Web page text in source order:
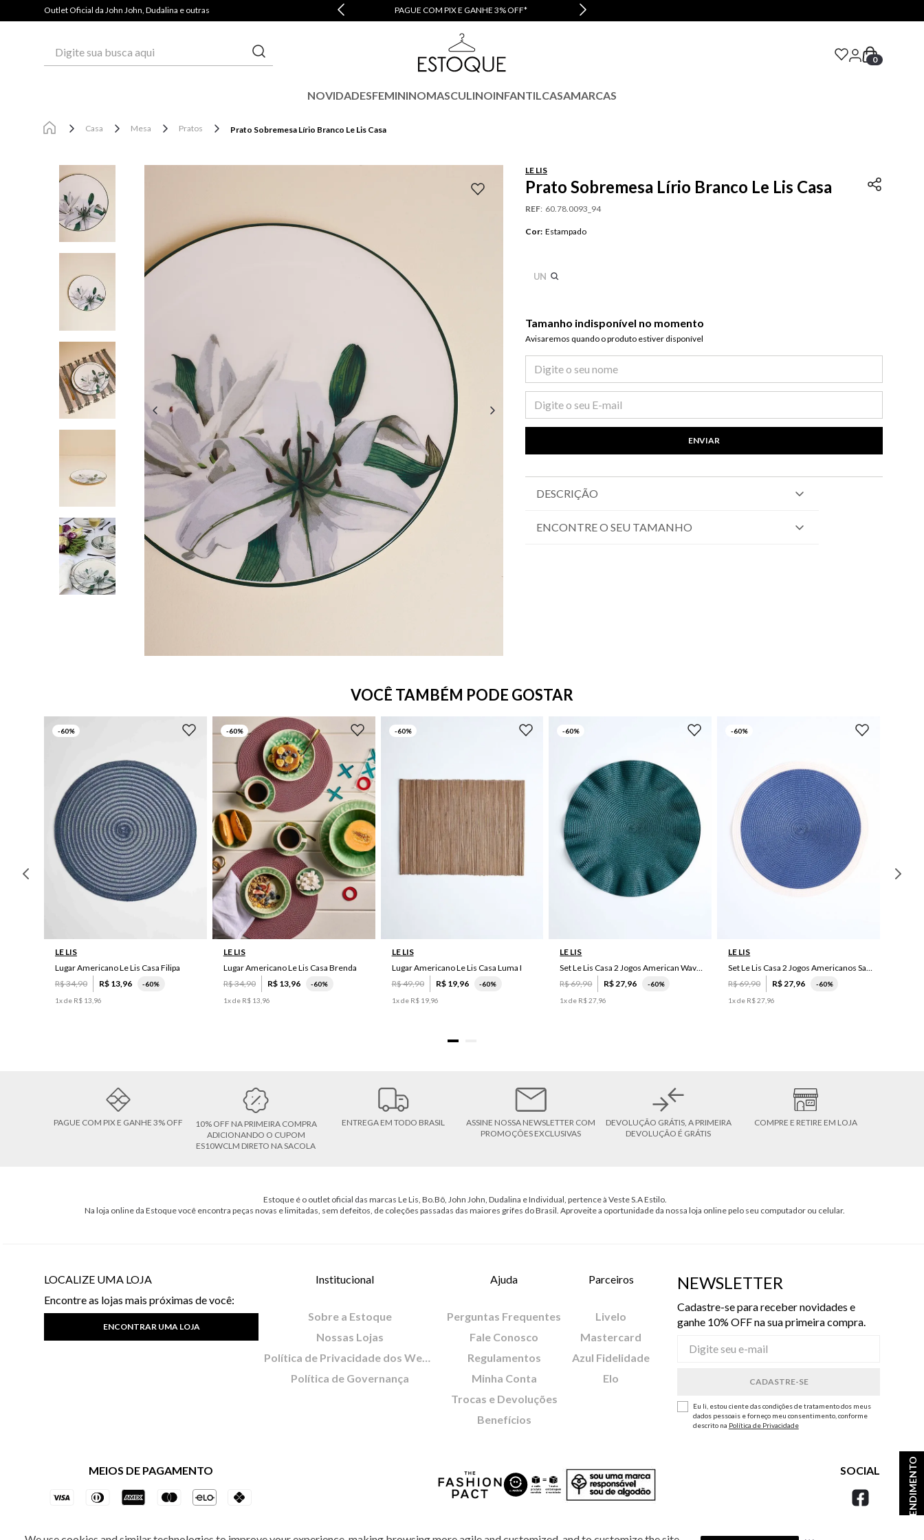
Outlet Oficial da John John, Dudalina e outras PAGUE COM PIX E GANHE 3% OFF*
0
NOVIDADESFEMININOMASCULINOINFANTILCASAMARCAS
ATENDIMENTO
Casa Mesa Pratos Prato Sobremesa Lírio Branco Le Lis Casa
LE LIS
Prato Sobremesa Lírio Branco Le Lis Casa
REF: 60.78.0093_94
Cor: Estampado
UN
Tamanho indisponível no momento
Avisaremos quando o produto estiver disponível​
ENVIAR
DESCRIÇÃO
ENCONTRE O SEU TAMANHO
VOCÊ TAMBÉM PODE GOSTAR
-60%
LE LIS
Lugar Americano Le Lis Casa Filipa
R$34,90 R$ 13,96 -60%
1x de R$ 13 96
-60%
UN
LE LIS
Lugar Americano Le Lis Casa Brenda
R$34,90 R$ 13,96 -60%
1x de R$ 13 96
-60%
LE LIS
Lugar Americano Le Lis Casa Luma I
R$49,90 R$ 19,96 -60%
1x de R$ 19, 96
-60%
LE LIS
Set Le Lis Casa 2 Jogos American Wave Green
R$69,90 R$27,96 -60%
1x de R$27 96
-60%
LE LIS
Set Le Lis Casa 2 Jogos Americanos Saruê II
R$69,90 R$27,96 -60%
1x de R$27 96
PAGUE COM PIX E GANHE 3% OFF
10% OFF NA PRIMEIRA COMPRA
ADICIONANDO O CUPOM
ES10WCLM DIRETO NA SACOLA
ENTREGA EM TODO BRASIL
ASSINE NOSSA NEWSLETTER COM
PROMOÇÕES EXCLUSIVAS
DEVOLUÇÃO GRÁTIS, A PRIMEIRA
DEVOLUÇÃO É GRÁTIS
COMPRE E RETIRE EM LOJA
Estoque é o outlet oficial das marcas Le Lis, Bo.Bô, John John, Dudalina e Individual, pertence à Veste S.A Estilo.
Na loja online da Estoque você encontra peças novas e limitadas, sem defeitos, de coleções passadas das maiores grifes do Brasil. Aproveite a oportunidade da nossa loja online pelo seu computador ou celular.
LOCALIZE UMA LOJA
Encontre as lojas mais próximas de você:
ENCONTRAR UMA LOJA
Institucional
Sobre a Estoque
Nossas Lojas
Política de Privacidade dos Websites
Política de Governança
Ajuda
Perguntas Frequentes
Fale Conosco
Regulamentos
Minha Conta
Trocas e Devoluções
Benefícios
Parceiros
Livelo
Mastercard
Azul Fidelidade
Elo
NEWSLETTER
Cadastre-se para receber novidades e
ganhe 10% OFF na sua primeira compra.
Eu li, estou ciente das condições de tratamento dos meus
dados pessoais e forneço meu consentimento, conforme
descrito na Política de Privacidade
MEIOS DE PAGAMENTO SOCIAL